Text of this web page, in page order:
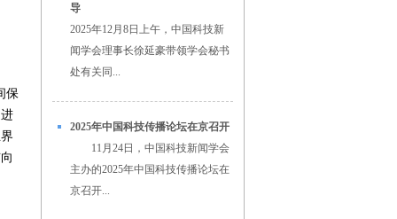
保
导
2025年12月8日上午，中国科技新
闻学会理事长徐延豪带领学会秘书
处有关同...
2025年中国科技传播论坛在京召开
11月24日，中国科技新闻学会
主办的2025年中国科技传播论坛在
京召开...